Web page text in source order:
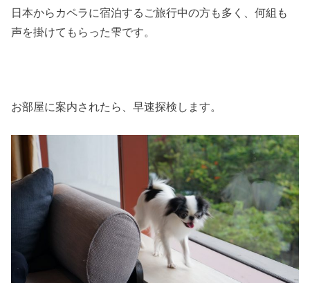
日本からカペラに宿泊するご旅行中の方も多く、何組も
声を掛けてもらった雫です。
お部屋に案内されたら、早速探検します。